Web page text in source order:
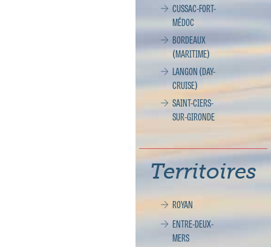
CUSSAC-FORT-
MÉDOC
BORDEAUX
(MARITIME)
LANGON (DAY-
CRUISE)
SAINT-CIERS-
SUR-GIRONDE
Territoires
ROYAN
ENTRE-DEUX-
MERS